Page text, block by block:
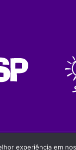
a fonte
experiência em